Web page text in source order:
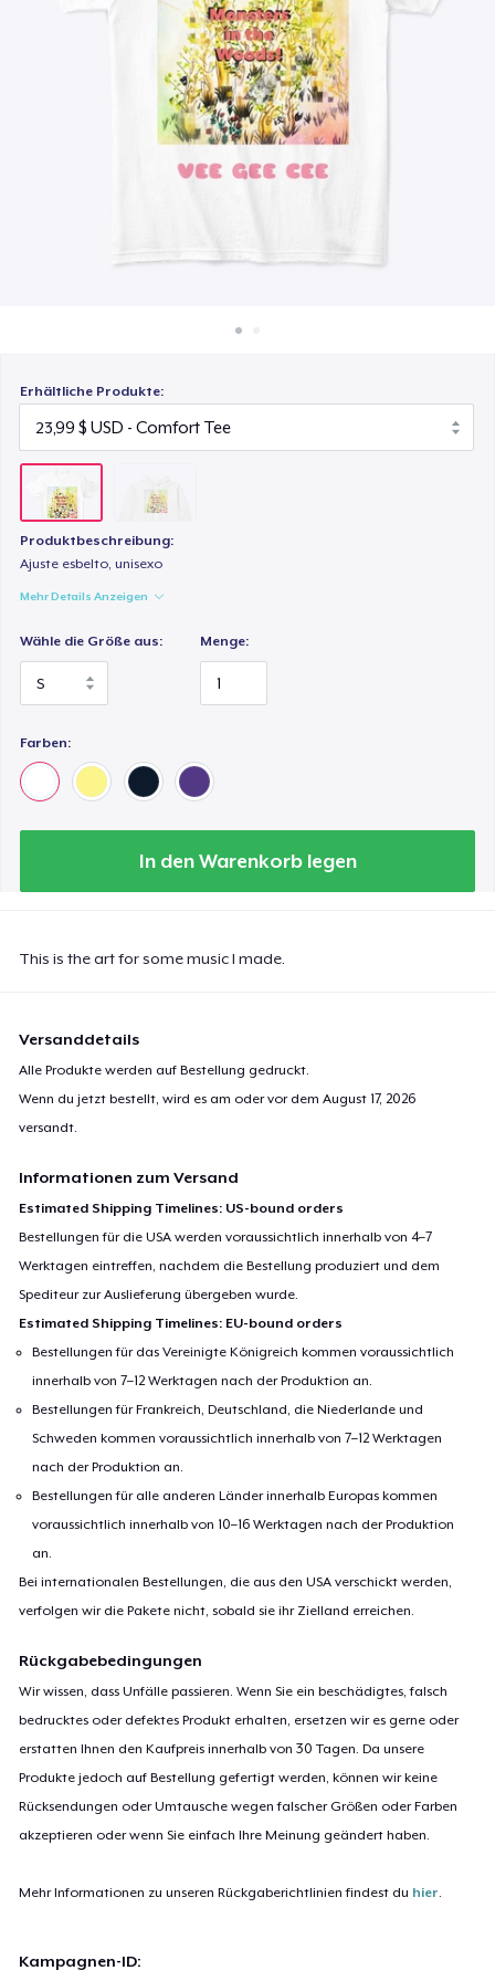
Überall verkaufen
Etwas verkaufen
Erhältliche Produkte:
Produktbeschreibung:
Ajuste esbelto, unisexo
Mehr Details Anzeigen
Wähle die Größe aus: Menge:
Farben:
In den Warenkorb legen
This is the art for some music I made.
Versanddetails
Alle Produkte werden auf Bestellung gedruckt.
Wenn du jetzt bestellt, wird es am oder vor demAugust 17, 2026
versandt.
Informationen zum Versand
Estimated Shipping Timelines: US-bound orders
Bestellungen für die USA werden voraussichtlich innerhalb von 4–7
Werktagen eintreffen, nachdem die Bestellung produziert und dem
Spediteur zur Auslieferung übergeben wurde.
Estimated Shipping Timelines: EU-bound orders
Bestellungen für das Vereinigte Königreich kommen voraussichtlich
innerhalb von 7–12 Werktagen nach der Produktion an.
Bestellungen für Frankreich, Deutschland, die Niederlande und
Schweden kommen voraussichtlich innerhalb von 7–12 Werktagen
nach der Produktion an.
Bestellungen für alle anderen Länder innerhalb Europas kommen
voraussichtlich innerhalb von 10–16 Werktagen nach der Produktion
an.
Bei internationalen Bestellungen, die aus den USA verschickt werden,
verfolgen wir die Pakete nicht, sobald sie ihr Zielland erreichen.
Rückgabebedingungen
Wir wissen, dass Unfälle passieren. Wenn Sie ein beschädigtes, falsch
bedrucktes oder defektes Produkt erhalten, ersetzen wir es gerne oder
erstatten Ihnen den Kaufpreis innerhalb von 30 Tagen. Da unsere
Produkte jedoch auf Bestellung gefertigt werden, können wir keine
Rücksendungen oder Umtausche wegen falscher Größen oder Farben
akzeptieren oder wenn Sie einfach Ihre Meinung geändert haben.
Mehr Informationen zu unseren Rückgaberichtlinien findest du hier.
Kampagnen-ID: